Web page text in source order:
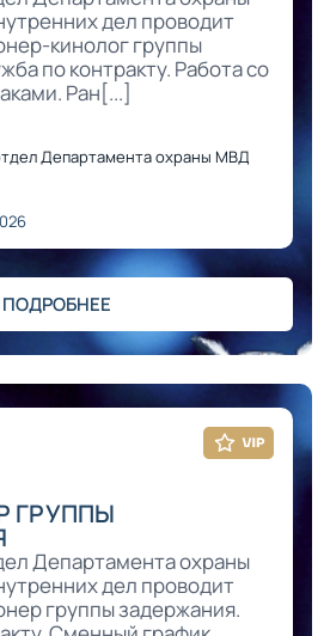
дел проводит
кинолог группы
по контракту. Работа со
Ран[...]
Департамента охраны МВД
ПОДРОБНЕЕ
ГРУППЫ
Департамента охраны
дел проводит
группы задержания.